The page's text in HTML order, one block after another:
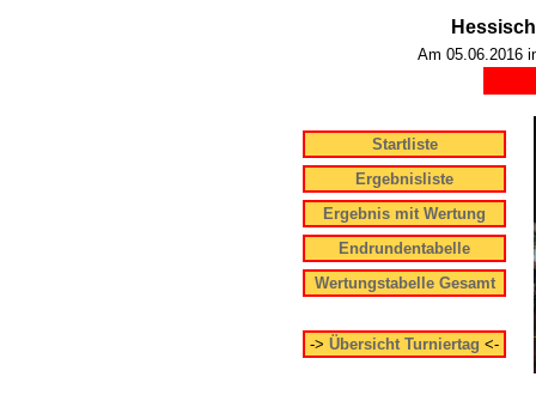
Am 05.06.2016
Startliste
Ergebnisliste
Ergebnis mit Wertung
Endrundentabelle
Wertungstabelle Gesamt
-> Übersicht Turniertag <-